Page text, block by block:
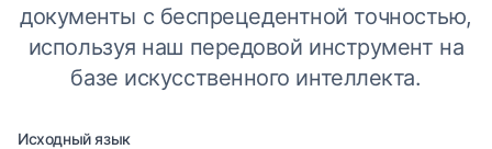
документы с беспрецедентной точностью,
используя наш передовой инструмент на
базе искусственного интеллекта.
Исходный язык